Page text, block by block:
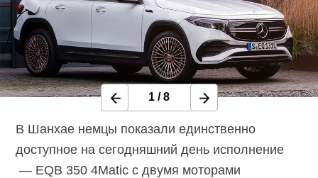
1 /8
В Шанхае немцы показали единственно
доступное на сегодняшний день исполнение
— EQB 350 4Matic с двумя моторами